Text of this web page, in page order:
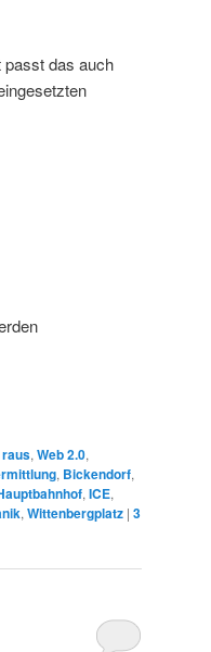
passt das auch
, Web 2.0,
, Bickendorf,
, ICE,
, Wittenbergplatz | 3